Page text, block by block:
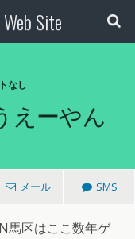
Site
なし
えーやん
メール SMS
馬区はここ数年ゲ